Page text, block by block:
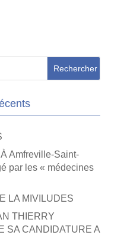
Amfreville-Saint-
par les « médecines
LA MIVILUDES
THIERRY
SA CANDIDATURE A